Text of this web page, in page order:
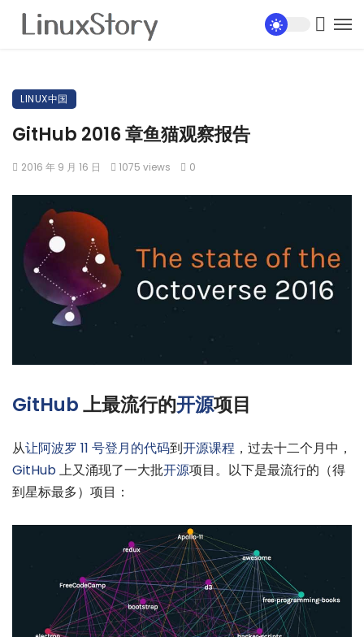
LINUX中国
GitHub 2016 章鱼猫观察报告
2016 年 9 月 16 日 1075 views 0
GitHub上最流行的开源项目
从让阿波罗 11 号登月的代码到开源课程 ，过去十二个月中，
GitHub上又涌现了一大批开源项目。以下是最流行的（得
到星标最多）项目：